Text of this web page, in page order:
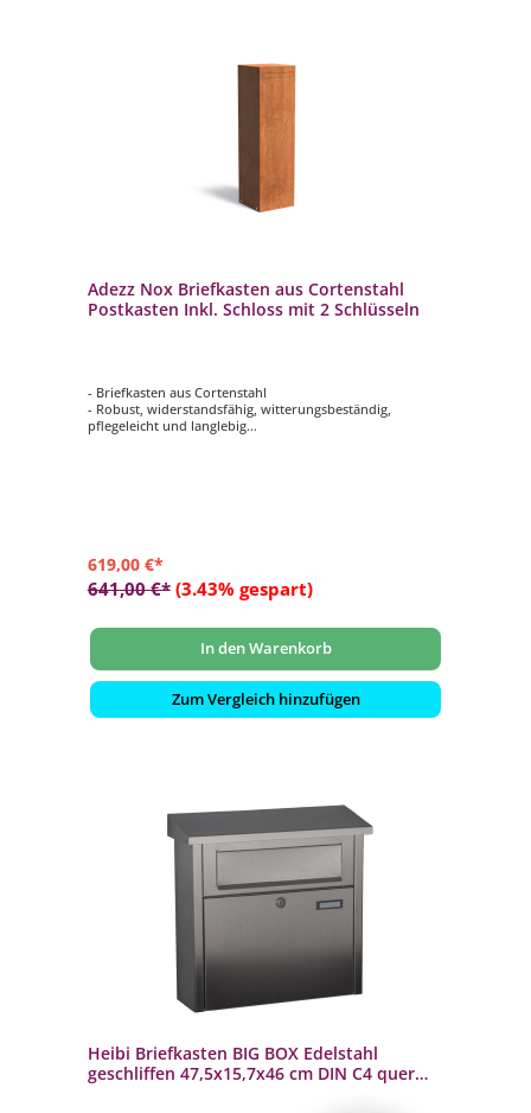
Adezz Nox Briefkasten aus Cortenstahl
Postkasten Inkl. Schloss mit 2 Schlüsseln
- Briefkasten aus Cortenstahl
- Robust, widerstandsfähig, witterungsbeständig,
pflegeleicht und langlebig
619,00 €*
641,00 €* (3.43% gespart)
In den Warenkorb
Zum Vergleich hinzufügen
Heibi Briefkasten BIG BOX Edelstahl
geschliffen 47,5x15,7x46 cm DIN C4 quer